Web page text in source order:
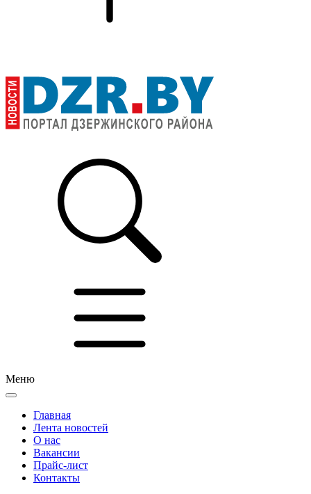
Меню
Главная
Лента новостей
О нас
Вакансии
Прайс-лист
Контакты